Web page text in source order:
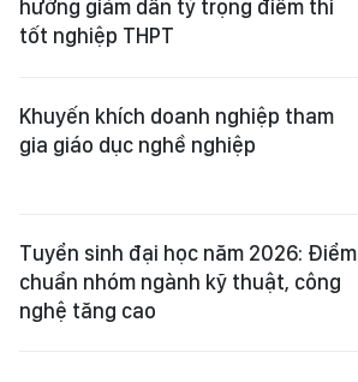
hướng giảm dần tỷ trọng điểm thi
tốt nghiệp THPT
Khuyến khích doanh nghiệp tham
gia giáo dục nghề nghiệp
Tuyển sinh đại học năm 2026: Điểm
chuẩn nhóm ngành kỹ thuật, công
nghệ tăng cao